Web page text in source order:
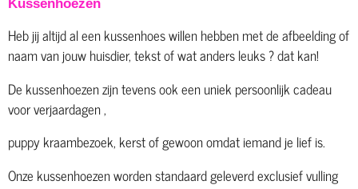
Kussenhoezen
Heb jij altijd al een kussenhoes willen hebben met de afbeelding of
naam van jouw huisdier, tekst of wat anders leuks ? dat kan!
De kussenhoezen zijn tevens ook een uniek persoonlijk cadeau
voor verjaardagen ,
puppy kraambezoek, kerst of gewoon omdat iemand je lief is.
Onze kussenhoezen worden standaard geleverd exclusief vulling